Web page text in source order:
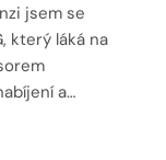
jsem se
který láká na
a…